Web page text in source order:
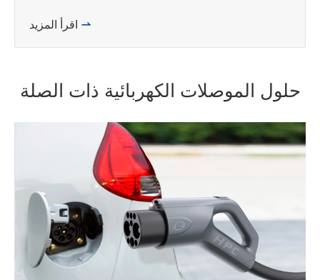

حلول الموصلات الكهربائية ذات الصلة